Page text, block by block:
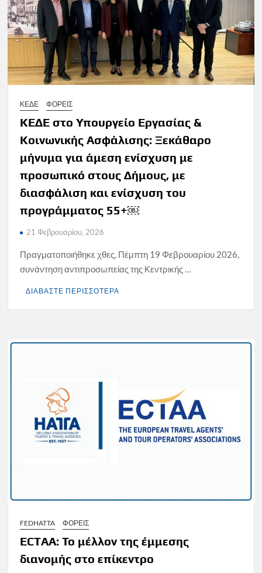
ΚΕΔΕ ΦΟΡΕΙΣ
ΚΕΔΕ στο Υπουργείο Εργασίας &
Κοινωνικής Ασφάλισης: Ξεκάθαρο
μήνυμα για άμεση ενίσχυση με
προσωπικό στους Δήμους, με
διασφάλιση και ενίσχυση του
προγράμματος 55+￼
21 Φεβρουαρίου, 2026
Πραγματοποιήθηκε χθες, Πέμπτη 19 Φεβρουαρίου 2026,
συνάντηση αντιπροσωπείας της Κεντρικής …
ΔΙΑΒΑΣΤΕ ΠΕΡΙΣΣΟΤΕΡΑ
FEDHATTA ΦΟΡΕΙΣ
ECTAA: Το μέλλον της έμμεσης
διανομής στο επίκεντρο